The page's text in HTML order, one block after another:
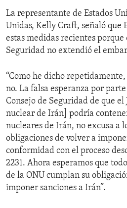
La representante de Estados
Unidas, Kelly Craft, señaló que
estas medidas recientes porque
Seguridad no extendió el
“Como he dicho
no. La falsa esperanza por
Consejo de Seguridad de que el
nuclear de Irán] podría
nucleares de Irán, no excusa a
obligaciones de volver a
conformidad con el proceso
2231. Ahora esperamos que
de la ONU cumplan su
imponer sanciones a Irán”.